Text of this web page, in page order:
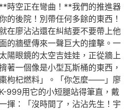
時空正在彎曲！**我們的推進器
的後院！別帶任何多餘的東西！
廖沾沾還在糾結要不要帶上他
的牆壁傳來一聲巨大的撞擊。一
陽眼鏡的太空吉娃娃，正從牆上
著一個像是小型瓦斯桶的東西，
枸杞燃料」。「你怎麼——」廖
999用它的小短腿站得筆直，戴
揮：「沒時間了，沾沾先生！宇